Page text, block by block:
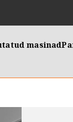
masinad